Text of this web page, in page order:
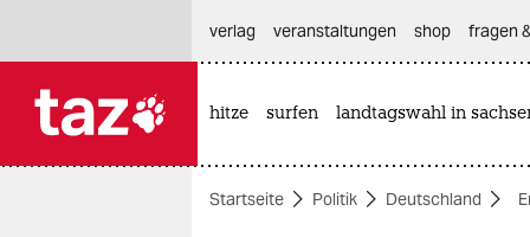
themen
verlag
veranstaltungen shop fragen
hitze surfen landtagswahl in
Startseite Politik Deutschland